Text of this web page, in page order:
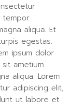
tempor
aliqua. Et
egestas.
ipsum dolor
ametium
aliqua. Lorem
adipiscing elit,
ut labore et